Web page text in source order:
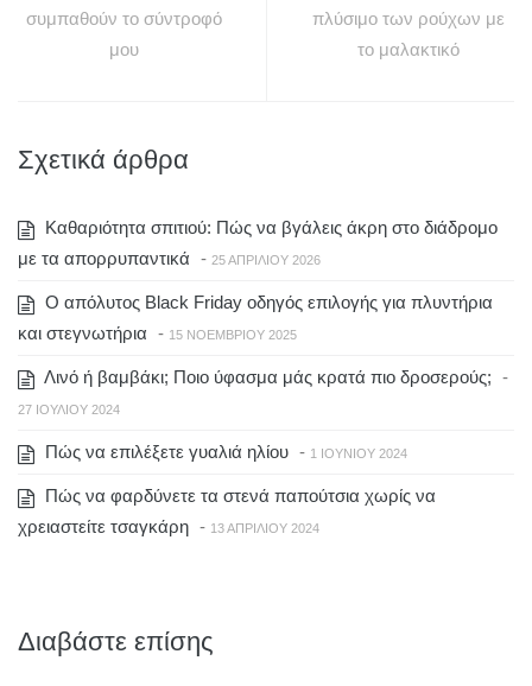
συμπαθούν το σύντροφό
μου
πλύσιμο των ρούχων με
το μαλακτικό
Σχετικά άρθρα
Καθαριότητα σπιτιού: Πώς να βγάλεις άκρη στο διάδρομο
με τα απορρυπαντικά - 25 ΑΠΡΙΛΊΟΥ 2026
Ο απόλυτος Black Friday οδηγός επιλογής για πλυντήρια
και στεγνωτήρια - 15 ΝΟΕΜΒΡΊΟΥ 2025
Λινό ή βαμβάκι; Ποιο ύφασμα μάς κρατά πιο δροσερούς; -
27 ΙΟΥΛΊΟΥ 2024
Πώς να επιλέξετε γυαλιά ηλίου - 1 ΙΟΥΝΊΟΥ 2024
Πώς να φαρδύνετε τα στενά παπούτσια χωρίς να
χρειαστείτε τσαγκάρη - 13 ΑΠΡΙΛΊΟΥ 2024
Διαβάστε επίσης